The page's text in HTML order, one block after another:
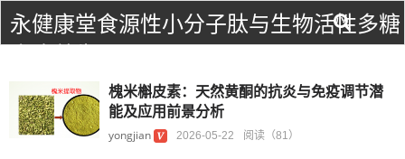
永健康堂食源性小分子肽与生物活性多糖
槐米槲皮素：天然黄酮的抗炎与免疫调节潜
能及应用前景分析
yongjian 2026-05-22 阅读（81）